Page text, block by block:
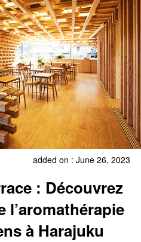
added on : June 26, 2023
: Découvrez
l’aromathérapie
à Harajuku